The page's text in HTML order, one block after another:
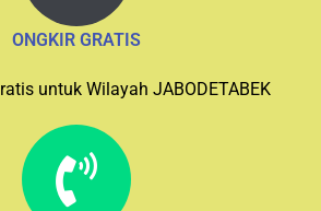
ONGKIR GRATIS
untuk Wilayah JABODETABEK